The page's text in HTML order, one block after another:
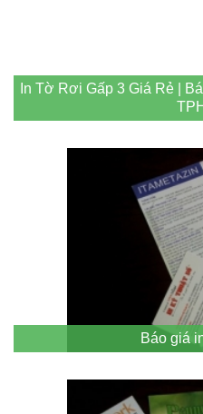
In Tờ Rơi Gấp 3 Giá Rẻ |
Báo giá